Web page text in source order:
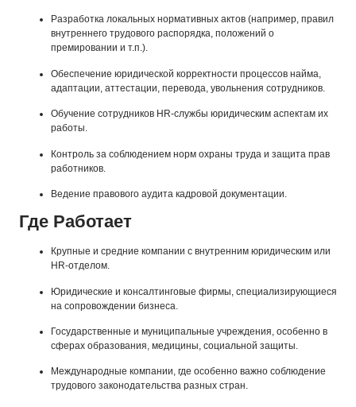
Разработка локальных нормативных актов (например, правил
внутреннего трудового распорядка, положений о
премировании и т.п.).
Обеспечение юридической корректности процессов найма,
адаптации, аттестации, перевода, увольнения сотрудников.
Обучение сотрудников HR-службы юридическим аспектам их
работы.
Контроль за соблюдением норм охраны труда и защита прав
работников.
Ведение правового аудита кадровой документации.
Где Работает
Крупные и средние компании с внутренним юридическим или
HR-отделом.
Юридические и консалтинговые фирмы, специализирующиеся
на сопровождении бизнеса.
Государственные и муниципальные учреждения, особенно в
сферах образования, медицины, социальной защиты.
Международные компании, где особенно важно соблюдение
трудового законодательства разных стран.